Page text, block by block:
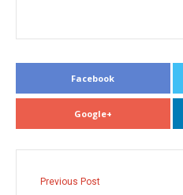
Facebook
Google+
Previous Post